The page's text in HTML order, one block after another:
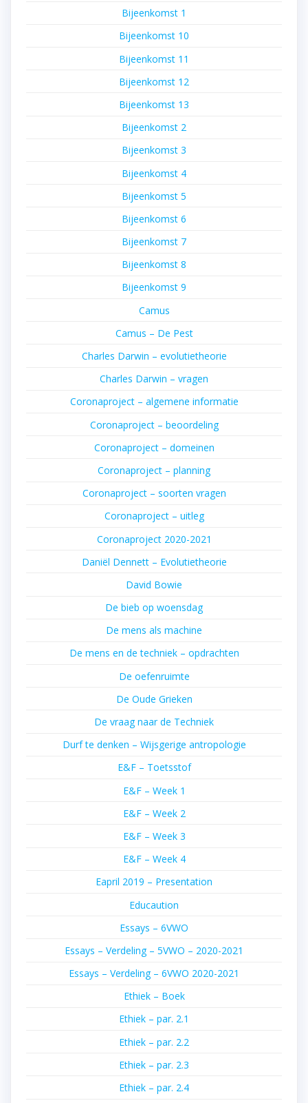
Bijeenkomst 1
Bijeenkomst 10
Bijeenkomst 11
Bijeenkomst 12
Bijeenkomst 13
Bijeenkomst 2
Bijeenkomst 3
Bijeenkomst 4
Bijeenkomst 5
Bijeenkomst 6
Bijeenkomst 7
Bijeenkomst 8
Bijeenkomst 9
Camus
Camus – De Pest
Charles Darwin – evolutietheorie
Charles Darwin – vragen
Coronaproject – algemene informatie
Coronaproject – beoordeling
Coronaproject – domeinen
Coronaproject – planning
Coronaproject – soorten vragen
Coronaproject – uitleg
Coronaproject 2020-2021
Daniël Dennett – Evolutietheorie
David Bowie
De bieb op woensdag
De mens als machine
De mens en de techniek – opdrachten
De oefenruimte
De Oude Grieken
De vraag naar de Techniek
Durf te denken – Wijsgerige antropologie
E&F – Toetsstof
E&F – Week 1
E&F – Week 2
E&F – Week 3
E&F – Week 4
Eapril 2019 – Presentation
Educaution
Essays – 6VWO
Essays – Verdeling – 5VWO – 2020-2021
Essays – Verdeling – 6VWO 2020-2021
Ethiek – Boek
Ethiek – par. 2.1
Ethiek – par. 2.2
Ethiek – par. 2.3
Ethiek – par. 2.4